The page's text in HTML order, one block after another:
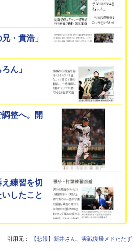
・貴浩」
ん」
整へ。開
練習を切
したこと
引用元： 【悲報】新井さん、実戦復帰メドたたず